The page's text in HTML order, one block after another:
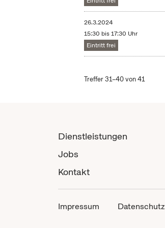
26.3.2024
15:30 bis 17:30 Uhr
Eintritt frei
Treffer 31–40 von 41
Dienstleistungen
Jobs
Kontakt
Impressum Datenschutz